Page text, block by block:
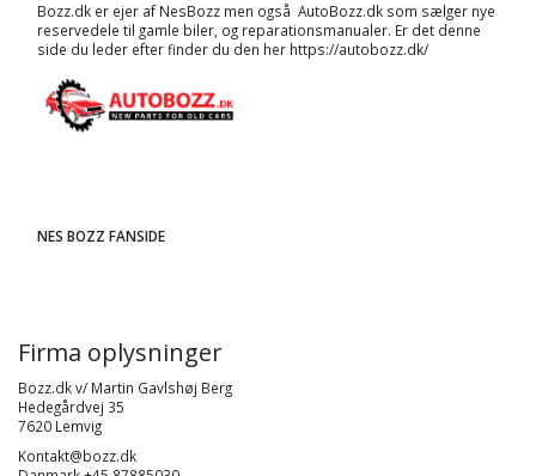
Bozz.dk er ejer af NesBozz men også AutoBozz.dk som sælger nye
reservedele til gamle biler, og reparationsmanualer. Er det denne
side du leder efter finder du den her https://autobozz.dk/
NES BOZZ FANSIDE
Firma oplysninger
Bozz.dk v/ Martin Gavlshøj Berg
Hedegårdvej 35
7620 Lemvig
Kontakt@bozz.dk